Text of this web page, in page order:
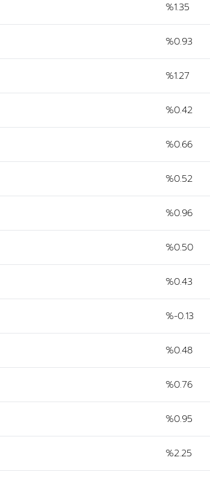
%1.35
%0.93
%1.27
%0.42
%0.66
%0.52
%0.96
%0.50
%0.43
%-0.13
%0.48
%0.76
%0.95
%2.25